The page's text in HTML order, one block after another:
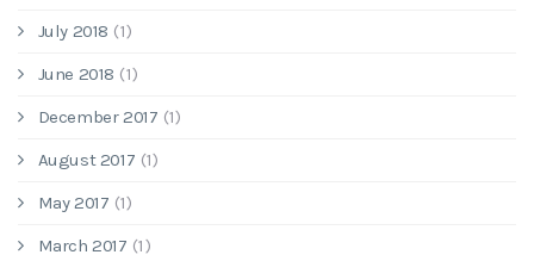
July 2018 (1)
June 2018 (1)
December 2017 (1)
August 2017 (1)
May 2017 (1)
March 2017 (1)